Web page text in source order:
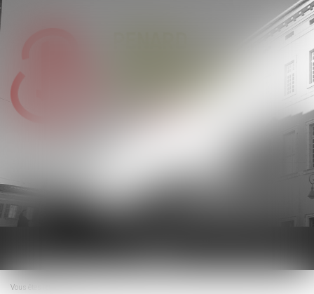
le
menu
Vous êtes ici :